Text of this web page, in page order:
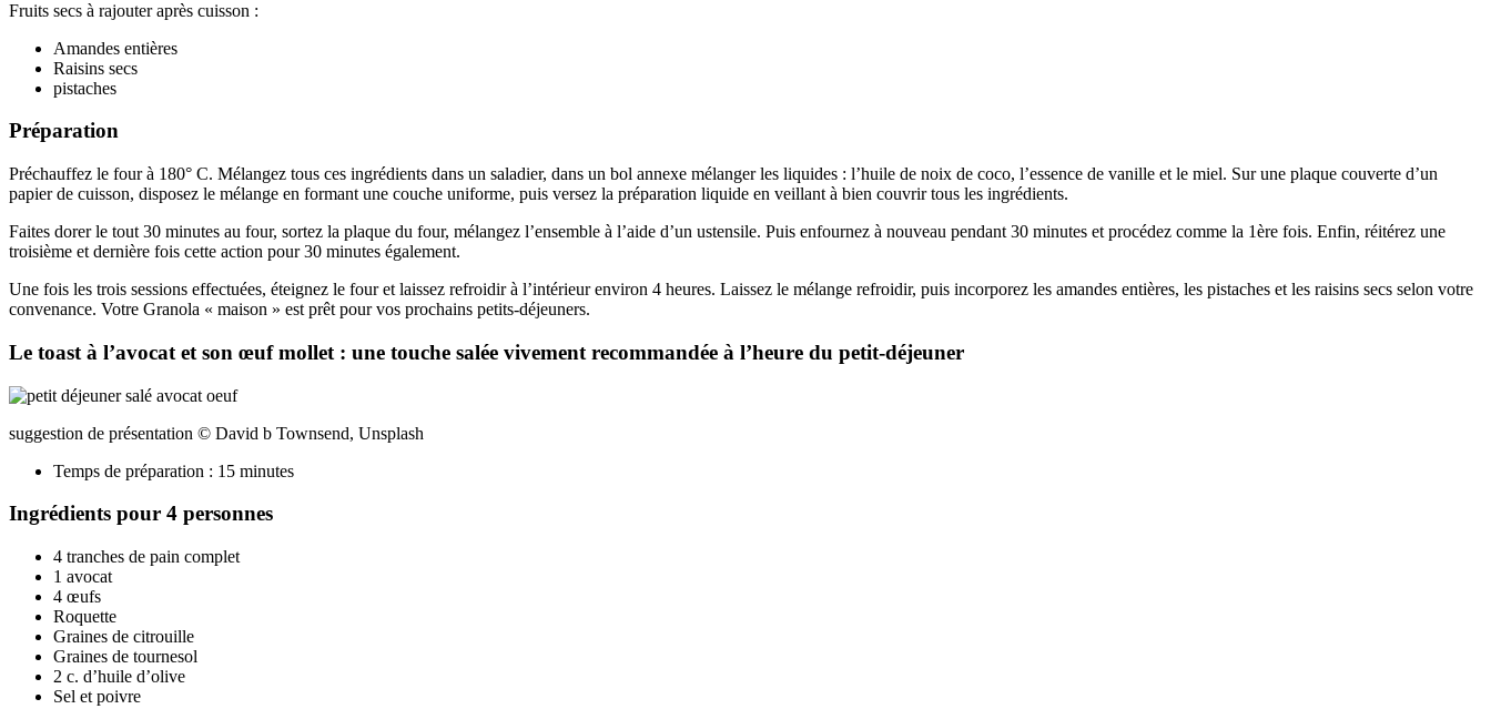
Fruits secs à rajouter après cuisson :
Amandes entières
Raisins secs
pistaches
Préparation
Préchauffez le four à 180° C. Mélangez tous ces ingrédients dans un saladier, dans un bol annexe mélanger les liquides : l’huile de noix de coco, l’essence de vanille et le miel. Sur une plaque couverte d’un
papier de cuisson, disposez le mélange en formant une couche uniforme, puis versez la préparation liquide en veillant à bien couvrir tous les ingrédients.
Faites dorer le tout 30 minutes au four, sortez la plaque du four, mélangez l’ensemble à l’aide d’un ustensile. Puis enfournez à nouveau pendant 30 minutes et procédez comme la 1ère fois. Enfin, réitérez une
troisième et dernière fois cette action pour 30 minutes également.
Une fois les trois sessions effectuées, éteignez le four et laissez refroidir à l’intérieur environ 4 heures. Laissez le mélange refroidir, puis incorporez les amandes entières, les pistaches et les raisins secs selon votre
convenance. Votre Granola « maison » est prêt pour vos prochains petits-déjeuners.
Le toast à l’avocat et son œuf mollet : une touche salée vivement recommandée à l’heure du petit-déjeuner
suggestion de présentation © David b Townsend, Unsplash
Temps de préparation : 15 minutes
Ingrédients pour 4 personnes
4 tranches de pain complet
1 avocat
4 œufs
Roquette
Graines de citrouille
Graines de tournesol
2 c. d’huile d’olive
Sel et poivre